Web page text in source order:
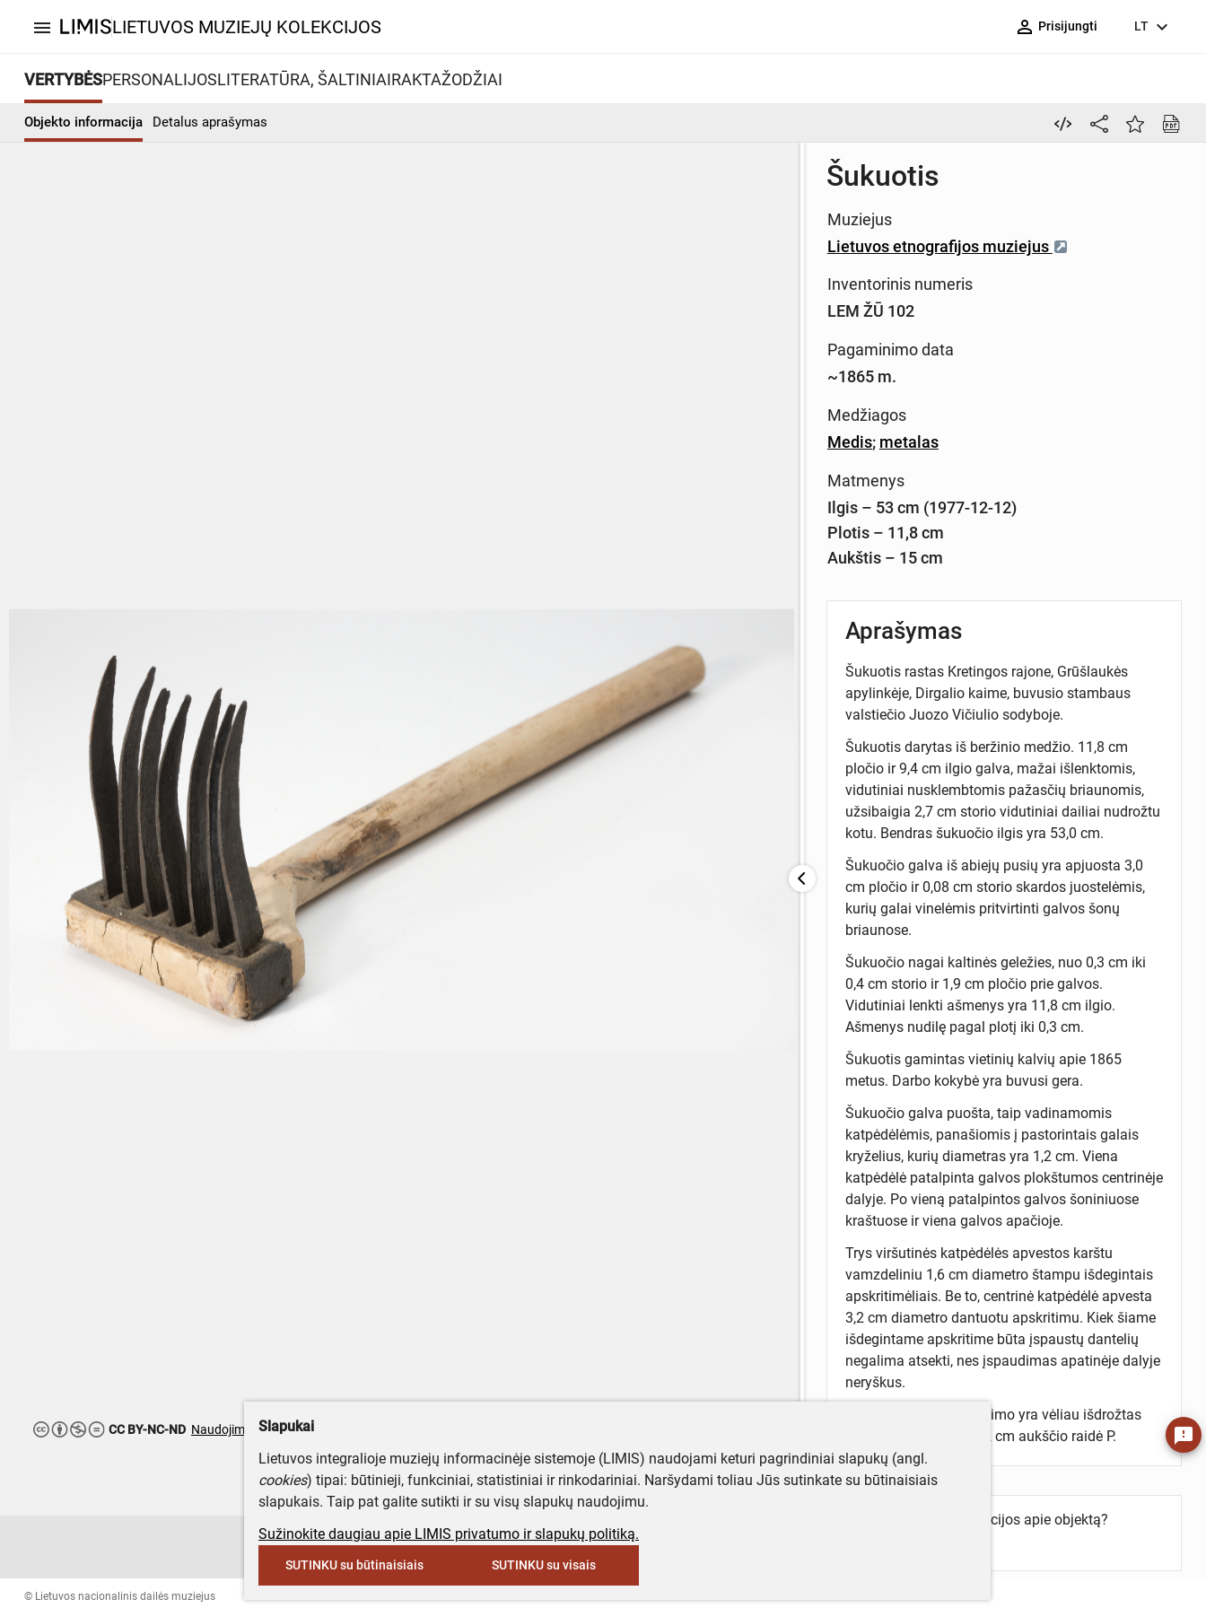
menu LIETUVOS MUZIEJŲ KOLEKCIJOS person_outline Prisijungti LT expand_more
VERTYBĖSPERSONALIJOSLITERATŪRA, ŠALTINIAIRAKTAŽODŽIAI
Objekto informacija Detalus aprašymas
CC BY-NC-ND Naudojimo teisės ribojamos
Šukuotis
Muziejus
Lietuvos etnografijos muziejus
Inventorinis numeris
LEM ŽŪ 102
Pagaminimo data
~1865 m.
Medžiagos
Medis; metalas
Matmenys
Ilgis – 53 cm (1977-12-12)
Plotis – 11,8 cm
Aukštis – 15 cm
Aprašymas
Šukuotis rastas Kretingos rajone, Grūšlaukės
apylinkėje, Dirgalio kaime, buvusio stambaus
valstiečio Juozo Vičiulio sodyboje.
Šukuotis darytas iš beržinio medžio. 11,8 cm
pločio ir 9,4 cm ilgio galva, mažai išlenktomis,
vidutiniai nusklembtomis pažasčių briaunomis,
užsibaigia 2,7 cm storio vidutiniai dailiai nudrožtu
kotu. Bendras šukuočio ilgis yra 53,0 cm.
Šukuočio galva iš abiejų pusių yra apjuosta 3,0
cm pločio ir 0,08 cm storio skardos juostelėmis,
kurių galai vinelėmis pritvirtinti galvos šonų
briaunose.
Šukuočio nagai kaltinės geležies, nuo 0,3 cm iki
0,4 cm storio ir 1,9 cm pločio prie galvos.
Vidutiniai lenkti ašmenys yra 11,8 cm ilgio.
Ašmenys nudilę pagal plotį iki 0,3 cm.
Šukuotis gamintas vietinių kalvių apie 1865
metus. Darbo kokybė yra buvusi gera.
Šukuočio galva puošta, taip vadinamomis
katpėdėlėmis, panašiomis į pastorintais galais
kryželius, kurių diametras yra 1,2 cm. Viena
katpėdėlė patalpinta galvos plokštumos centrinėje
dalyje. Po vieną patalpintos galvos šoniniuose
kraštuose ir viena galvos apačioje.
Trys viršutinės katpėdėlės apvestos karštu
vamzdeliniu 1,6 cm diametro štampu išdegintais
apskritimėliais. Be to, centrinė katpėdėlė apvesta
3,2 cm diametro dantuotu apskritimu. Kiek šiame
išdegintame apskritime būta įspaustų dantelių
negalima atsekti, nes įspaudimas apatinėje dalyje
neryškus.
Kairiau didžiojo apskritimo yra vėliau išdrožtas
atpažinimo ženklas 2,2 cm aukščio raidė P.
Turite daugiau informacijos apie objektą?
© Lietuvos nacionalinis dailės muziejus
feedback
Slapukai
Lietuvos integralioje muziejų informacinėje sistemoje (LIMIS) naudojami keturi pagrindiniai slapukų (angl.
cookies) tipai: būtinieji, funkciniai, statistiniai ir rinkodariniai. Naršydami toliau Jūs sutinkate su būtinaisiais
slapukais. Taip pat galite sutikti ir su visų slapukų naudojimu.
Sužinokite daugiau apie LIMIS privatumo ir slapukų politiką.
SUTINKU su būtinaisiais SUTINKU su visais